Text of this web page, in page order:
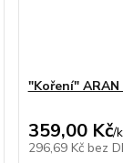
"Koření"
359,00 Kč/
296,69 Kč bez